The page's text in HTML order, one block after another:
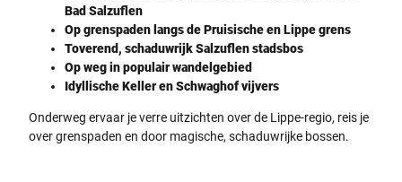
Bad Salzuflen
Op grenspaden langs de Pruisische en Lippe grens
Toverend, schaduwrijk Salzuflen stadsbos
Op weg in populair wandelgebied
Idyllische Keller en Schwaghof vijvers
Onderweg ervaar je verre uitzichten over de Lippe-regio, reis je
over grenspaden en door magische, schaduwrijke bossen.